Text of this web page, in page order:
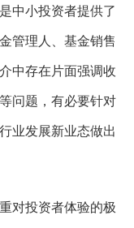
中小投资者提供了
管理人、基金销售
中存在片面强调收
问题，有必要针对
业发展新业态做出
对投资者体验的极